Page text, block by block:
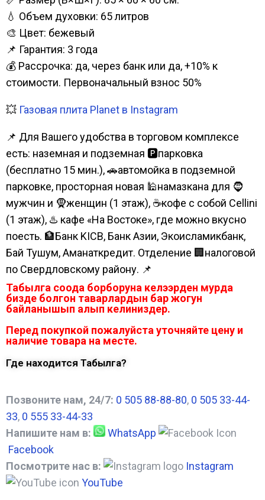
💧 Объем духовки: 65 литров
🎨 Цвет: бежевый
📌 Гарантия: 3 года
💰 Рассрочка: да, через банк или да, +10% к
стоимости. Первоначальный взнос 50%
💥 Газовая плита Planet в Instagram
📌 Для Вашего удобства в торговом комплексе
есть: наземная и подземная 🅿парковка
(бесплатно 15 мин.), 🚗автомойка в подземной
парковке, просторная новая 🕌намазкана для 🧔
мужчин и 🧕женщин (1 этаж), ☕кофе с собой Cellini
(1 этаж), ♨️ кафе «На Востоке», где можно вкусно
поесть. 🏦Банк KICB, Банк Азии, Экоисламикбанк,
Бай Тушум, Аманаткредит. Отделение 🏢налоговой
по Свердловскому району. 📌
Табылга соода борборуна келээрден мурда
бизде болгон таварлардын бар жогун
байланышып алып келиниздер.
Перед покупкой пожалуйста уточняйте цену и
наличие товара на месте.
Где находится Табылга?
Позвоните нам, 24/7: 0 505 88-88-80, 0 505 33-44-
33, 0 555 33-44-33
Напишите нам в:
WhatsApp
Facebook
Посмотрите нас в:
Instagram
YouTube